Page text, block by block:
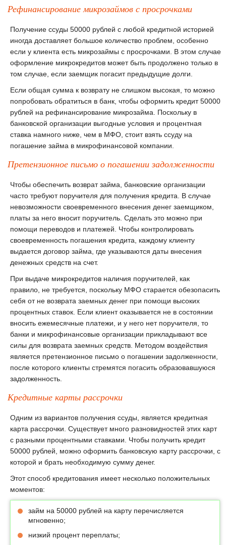
Рефинансирование микрозаймов с просрочками
Получение ссуды 50000 рублей с любой кредитной историей
иногда доставляет большое количество проблем, особенно
если у клиента есть микрозаймы с просрочками. В этом случае
оформление микрокредитов может быть продолжено только в
том случае, если заемщик погасит предыдущие долги.
Если общая сумма к возврату не слишком высокая, то можно
попробовать обратиться в банк, чтобы оформить кредит 50000
рублей на рефинансирование микрозайма. Поскольку в
банковской организации выгодные условия и процентная
ставка намного ниже, чем в МФО, стоит взять ссуду на
погашение займа в микрофинансовой компании.
Претензионное письмо о погашении задолженности
Чтобы обеспечить возврат займа, банковские организации
часто требуют поручителя для получения кредита. В случае
невозможности своевременного внесения денег заемщиком,
платы за него вносит поручитель. Сделать это можно при
помощи переводов и платежей. Чтобы контролировать
своевременность погашения кредита, каждому клиенту
выдается договор займа, где указываются даты внесения
денежных средств на счет.
При выдаче микрокредитов наличия поручителей, как
правило, не требуется, поскольку МФО старается обезопасить
себя от не возврата заемных денег при помощи высоких
процентных ставок. Если клиент оказывается не в состоянии
вносить ежемесячные платежи, и у него нет поручителя, то
банки и микрофинансовые организации прикладывают все
силы для возврата заемных средств. Методом воздействия
является претензионное письмо о погашении задолженности,
после которого клиенты стремятся погасить образовавшуюся
задолженность.
Кредитные карты рассрочки
Одним из вариантов получения ссуды, является кредитная
карта рассрочки. Существует много разновидностей этих карт
с разными процентными ставками. Чтобы получить кредит
50000 рублей, можно оформить банковскую карту рассрочки, с
которой и брать необходимую сумму денег.
Этот способ кредитования имеет несколько положительных
моментов:
займ на 50000 рублей на карту перечисляется
мгновенно;
низкий процент переплаты;